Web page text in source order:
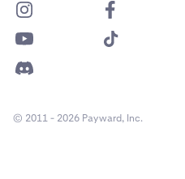
© 2011 - 2026 Payward, Inc.